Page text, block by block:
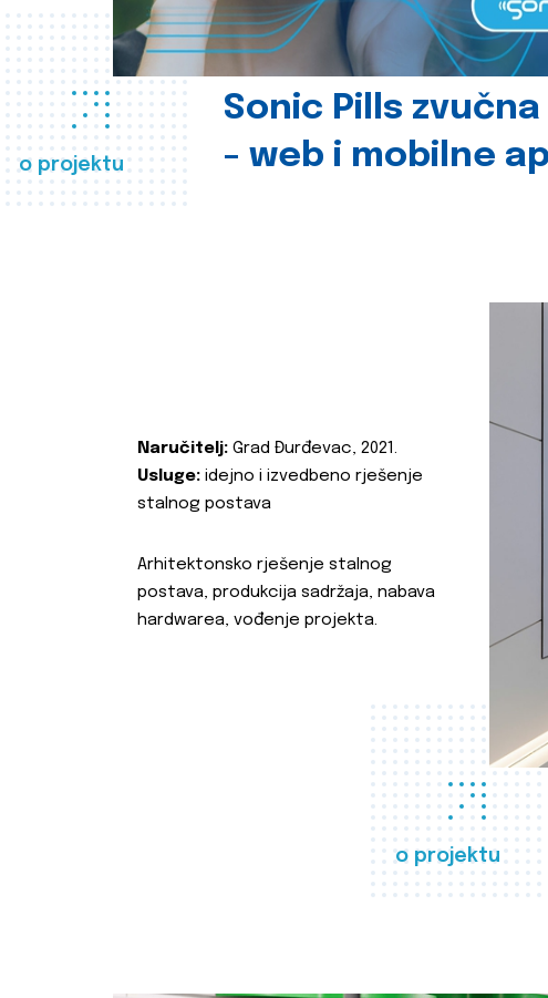
o projektu
Sonic Pills
- web i mobilne
o projektu
Naručitelj: Grad Đurđevac, 2021.
Usluge: idejno i izvedbeno rješenje
stalnog postava
Arhitektonsko rješenje stalnog
postava, produkcija sadržaja, nabava
hardwarea, vođenje projekta.